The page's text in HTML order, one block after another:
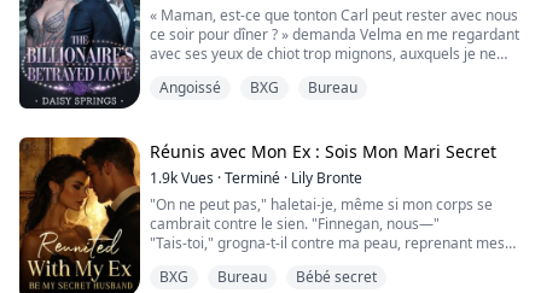
« Maman, est-ce que tonton Carl peut rester avec nous
ce soir pour dîner ? » demanda Velma en me regardant
avec ses yeux de chiot trop mignons, auxquels je ne
« Parce que je veux qu'il devienne mon papa, » elle
gloussa.
Alma s'est retrouvée impliquée dans un scandale d'une
nuit orchestré par sa belle-sœur et...
Angoissé BXG Bureau
Réunis avec Mon Ex : Sois Mon Mari Secret
1.9kVues ·Terminé · Lily Bronte
"On ne peut pas," haletai-je, même si mon corps se
cambrait contre le sien. "Finnegan, nous—"
"Tais-toi," grogna-t-il contre ma peau, reprenant mes
de tous les mots que nous ne pouvions pas dire.
BXG Bureau Bébé secret